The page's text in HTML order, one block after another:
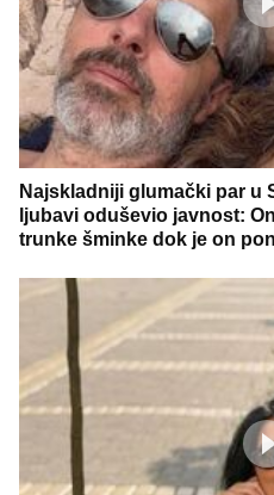
Najskladniji glumački par u
ljubavi oduševio javnost:
trunke šminke dok je on